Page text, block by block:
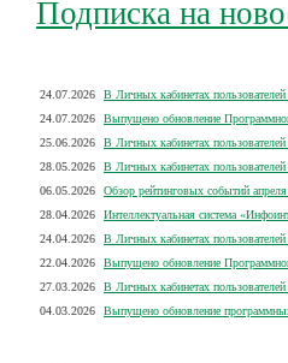
Подписка на
24.07.2026
В Личных кабинетах
24.07.2026
Выпущено обновление
25.06.2026
В Личных кабинетах
28.05.2026
В Личных кабинетах
06.05.2026
Обзор рейтинговых событий
28.04.2026
Интеллектуальная система
24.04.2026
В Личных кабинетах
22.04.2026
Выпущено обновление
27.03.2026
В Личных кабинетах
04.03.2026
Выпущено обновление